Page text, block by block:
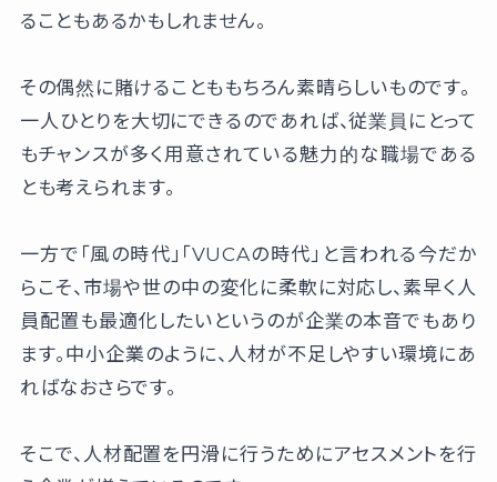
ることもあるかもしれません。
その偶然に賭けることももちろん素晴らしいものです。
一人ひとりを大切にできるのであれば、従業員にとって
もチャンスが多く用意されている魅力的な職場である
とも考えられます。
一方で「風の時代」「VUCAの時代」と言われる今だか
らこそ、市場や世の中の変化に柔軟に対応し、素早く人
員配置も最適化したいというのが企業の本音でもあり
ます。中小企業のように、人材が不足しやすい環境にあ
ればなおさらです。
そこで、人材配置を円滑に行うためにアセスメントを行